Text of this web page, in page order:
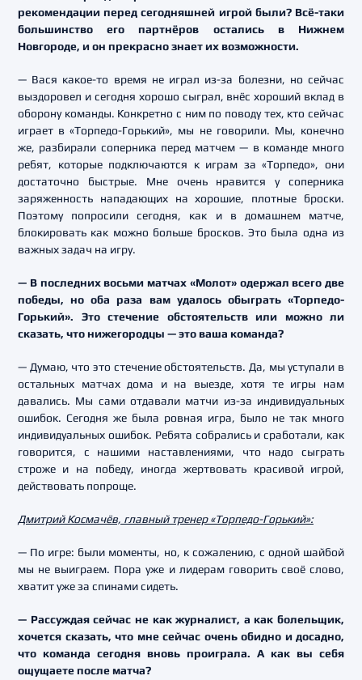
рекомендации перед сегодняшней игрой были? Всё-таки
большинство его партнёров остались в Нижнем
Новгороде, и он прекрасно знает их возможности.
— Вася какое-то время не играл из-за болезни, но сейчас
выздоровел и сегодня хорошо сыграл, внёс хороший вклад в
оборону команды. Конкретно с ним по поводу тех, кто сейчас
играет в «Торпедо-Горький», мы не говорили. Мы, конечно
же, разбирали соперника перед матчем — в команде много
ребят, которые подключаются к играм за «Торпедо», они
достаточно быстрые. Мне очень нравится у соперника
заряженность нападающих на хорошие, плотные броски.
Поэтому попросили сегодня, как и в домашнем матче,
блокировать как можно больше бросков. Это была одна из
важных задач на игру.
— В последних восьми матчах «Молот» одержал всего две
победы, но оба раза вам удалось обыграть «Торпедо-
Горький». Это стечение обстоятельств или можно ли
сказать, что нижегородцы — это ваша команда?
— Думаю, что это стечение обстоятельств. Да, мы уступали в
остальных матчах дома и на выезде, хотя те игры нам
давались. Мы сами отдавали матчи из-за индивидуальных
ошибок. Сегодня же была ровная игра, было не так много
индивидуальных ошибок. Ребята собрались и сработали, как
говорится, с нашими наставлениями, что надо сыграть
строже и на победу, иногда жертвовать красивой игрой,
действовать попроще.
Дмитрий Космачёв, главный тренер «Торпедо-Горький»:
— По игре: были моменты, но, к сожалению, с одной шайбой
мы не выиграем. Пора уже и лидерам говорить своё слово,
хватит уже за спинами сидеть.
— Рассуждая сейчас не как журналист, а как болельщик,
хочется сказать, что мне сейчас очень обидно и досадно,
что команда сегодня вновь проиграла. А как вы себя
ощущаете после матча?